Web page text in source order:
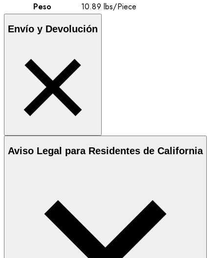
Peso
10.89 lbs/Piece
Envío y Devolución
Aviso Legal para Residentes de California